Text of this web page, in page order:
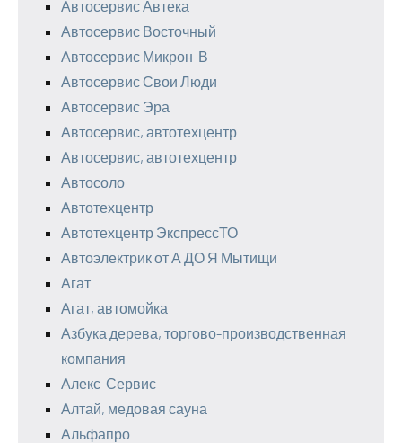
Автосервис Автека
Автосервис Восточный
Автосервис Микрон-В
Автосервис Свои Люди
Автосервис Эра
Автосервис, автотехцентр
Автосервис, автотехцентр
Автосоло
Автотехцентр
Автотехцентр ЭкспрессТО
Автоэлектрик от А ДО Я Мытищи
Агат
Агат, автомойка
Азбука дерева, торгово-производственная
компания
Алекс-Сервис
Алтай, медовая сауна
Альфапро